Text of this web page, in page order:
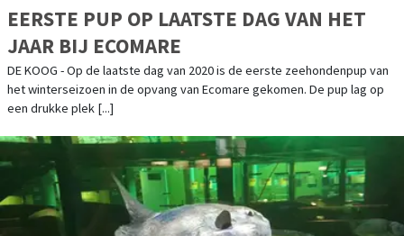
EERSTE PUP OP LAATSTE DAG VAN HET
JAAR BIJ ECOMARE
DE KOOG - Op de laatste dag van 2020 is de eerste zeehondenpup van
het winterseizoen in de opvang van Ecomare gekomen. De pup lag op
een drukke plek [...]